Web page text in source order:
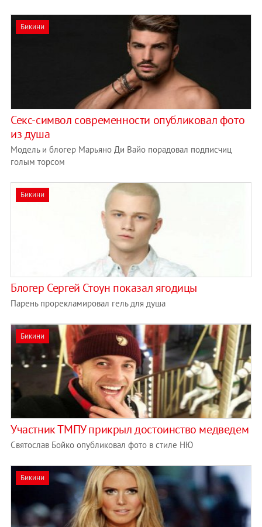
Бикини
Секс-символ современности опубликовал фото
из душа
Модель и блогер Марьяно Ди Вайо порадовал подписчиц
голым торсом
Бикини
Блогер Сергей Стоун показал ягодицы
Парень прорекламировал гель для душа
Бикини
Участник ТМПУ прикрыл достоинство медведем
Святослав Бойко опубликовал фото в стиле НЮ
Бикини